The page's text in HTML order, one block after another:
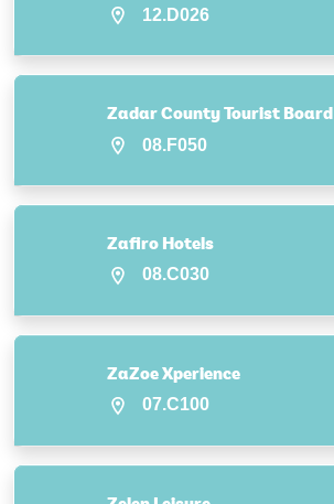
12.D026
Zadar County Tourist Board
08.F050
Zafiro Hotels
08.C030
ZaZoe Xperience
07.C100